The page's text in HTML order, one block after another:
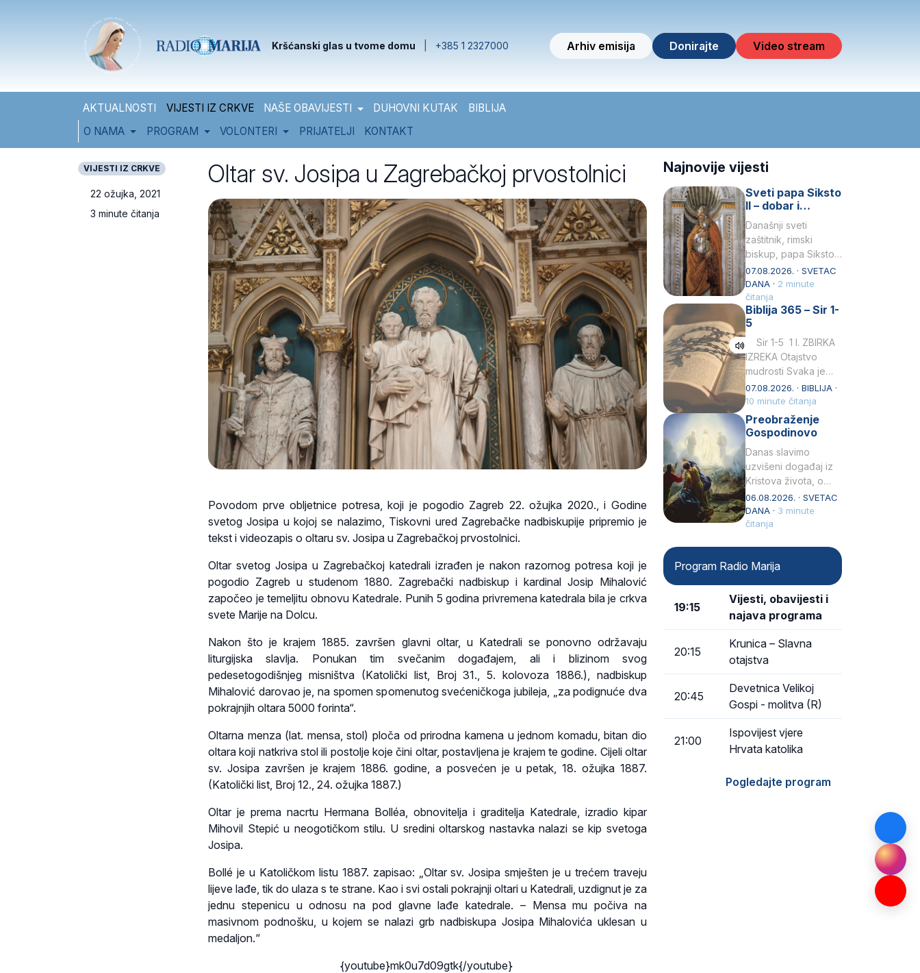
Kršćanski glas u tvome domu +385 1 2327000 Arhiv emisija Donirajte Video stream
AKTUALNOSTI VIJESTI IZ CRKVE NAŠE OBAVIJESTI DUHOVNI KUTAK
BIBLIJA
O NAMA
PROGRAM VOLONTERI PRIJATELJI KONTAKT
VIJESTI IZ CRKVE
22 ožujka, 2021
3 minute čitanja
Oltar sv. Josipa u Zagrebačkoj prvostolnici
Povodom prve obljetnice potresa, koji je pogodio Zagreb 22. ožujka 2020., i Godine
svetog Josipa u kojoj se nalazimo, Tiskovni ured Zagrebačke nadbiskupije pripremio je
tekst i videozapis o oltaru sv. Josipa u Zagrebačkoj prvostolnici.
Oltar svetog Josipa u Zagrebačkoj katedrali izrađen je nakon razornog potresa koji je
pogodio Zagreb u studenom 1880. Zagrebački nadbiskup i kardinal Josip Mihalović
započeo je temeljitu obnovu Katedrale. Punih 5 godina privremena katedrala bila je crkva
svete Marije na Dolcu.
Nakon što je krajem 1885. završen glavni oltar, u Katedrali se ponovno održavaju
liturgijska slavlja. Ponukan tim svečanim događajem, ali i blizinom svog
pedesetogodišnjeg misništva (Katolički list, Broj 31., 5. kolovoza 1886.), nadbiskup
Mihalović darovao je, na spomen spomenutog svećeničkoga jubileja, „za podignuće dva
pokrajnjih oltara 5000 forinta“.
Oltarna menza (lat. mensa, stol) ploča od prirodna kamena u jednom komadu, bitan dio
oltara koji natkriva stol ili postolje koje čini oltar, postavljena je krajem te godine. Cijeli oltar
sv. Josipa završen je krajem 1886. godine, a posvećen je u petak, 18. ožujka 1887.
(Katolički list, Broj 12., 24. ožujka 1887.)
Oltar je prema nacrtu Hermana Bolléa, obnovitelja i graditelja Katedrale, izradio kipar
Mihovil Stepić u neogotičkom stilu. U sredini oltarskog nastavka nalazi se kip svetoga
Josipa.
Bollé je u Katoličkom listu 1887. zapisao: „Oltar sv. Josipa smješten je u trećem traveju
lijeve lađe, tik do ulaza s te strane. Kao i svi ostali pokrajnji oltari u Katedrali, uzdignut je za
jednu stepenicu u odnosu na pod glavne lađe katedrale. – Mensa mu počiva na
masivnom podnošku, u kojem se nalazi grb nadbiskupa Josipa Mihalovića uklesan u
medaljon.“
{youtube}mk0u7d09gtk{/youtube}
Najnovije vijesti
Sveti papa Siksto
II – dobar i
miroljubiv pastir
Današnji sveti
zaštitnik, rimski
biskup, papa Siksto
(Sixtus) II, prema
knjizi Liber
Pontificalis bio je
rođenjem Grk.
Obnovio je odnose s
afričkim…
07.08.2026. · SVETAC
DANA · 2 minute
čitanja
Biblija 365 – Sir 1-
5
Sir 1-5 1 I. ZBIRKA
IZREKA Otajstvo
mudrosti Svaka je
mudrost od Gospoda
i s njime je dovijeka.2
Tko će…
07.08.2026. · BIBLIJA ·
10 minute čitanja
Preobraženje
Gospodinovo
Danas slavimo
uzvišeni događaj iz
Kristova života, o
kojem nas izvješćuju
evanđelisti Matej,
Marko i Luka te sveti
06.08.2026. · SVETAC
DANA · 3 minute
čitanja
Program Radio Marija
19:15
Vijesti, obavijesti i
najava programa
20:15
Krunica – Slavna
otajstva
20:45
Devetnica Velikoj
Gospi - molitva (R)
21:00
Ispovijest vjere
Hrvata katolika
Pogledajte program